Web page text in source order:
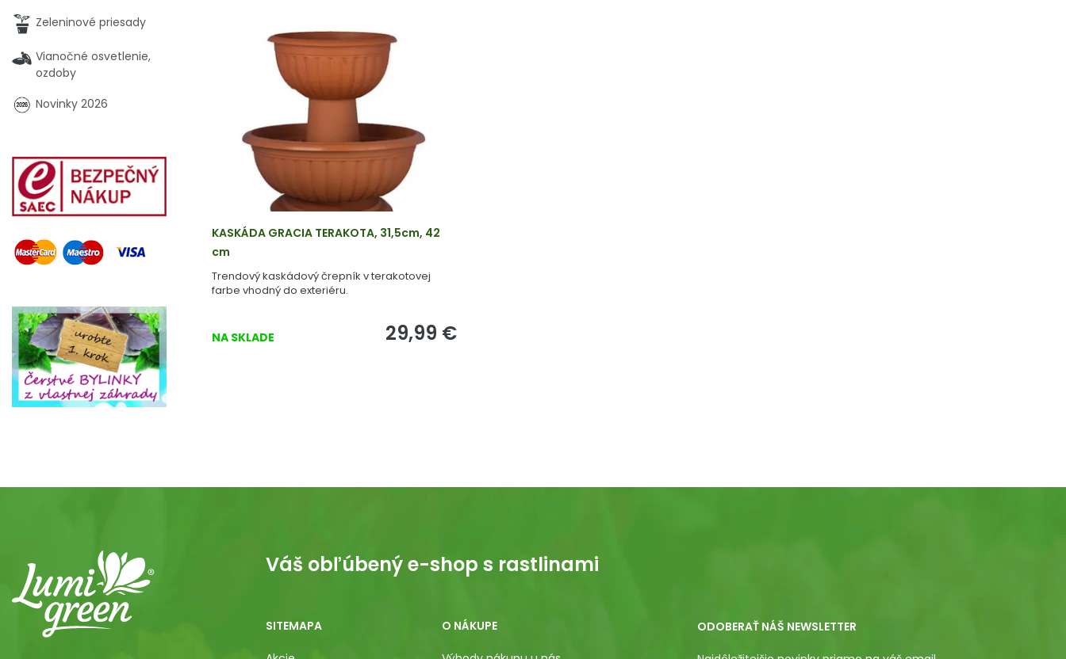
KASKÁDA GRACIA TERAKOTA, 31,5cm, 42
cm
Trendový kaskádový črepník v terakotovej
farbe vhodný do exteriéru.
NA SKLADE 29,99 €
Zeleninové priesady
Vianočné osvetlenie,
ozdoby
Novinky 2026
Váš obľúbený e-shop s rastlinami
SITEMAPA O NÁKUPE ODOBERAŤ NÁŠ NEWSLETTER